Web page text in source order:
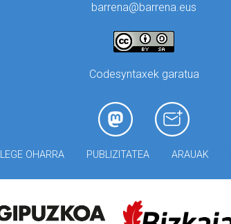
barrena@barrena.eus
Codesyntaxek garatua
LEGE OHARRA PUBLIZITATEA ARAUAK